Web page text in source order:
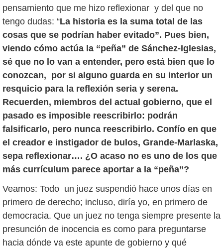
pensamiento que me hizo reflexionar y del que no
tengo dudas: “La historia es la suma total de las
cosas que se podrían haber evitado”. Pues bien,
viendo cómo actúa la “peña” de Sánchez-Iglesias,
sé que no lo van a entender, pero está bien que lo
conozcan, por si alguno guarda en su interior un
resquicio para la reflexión seria y serena.
Recuerden, miembros del actual gobierno, que el
pasado es imposible reescribirlo: podrán
falsificarlo, pero nunca reescribirlo. Confío en que
el creador e instigador de bulos, Grande-Marlaska,
sepa reflexionar…. ¿O acaso no es uno de los que
más currículum parece aportar a la “peña”?
Veamos: Todo un juez suspendió hace unos días en
primero de derecho; incluso, diría yo, en primero de
democracia. Que un juez no tenga siempre presente la
presunción de inocencia es como para preguntarse
hacia dónde va este apunte de gobierno y qué